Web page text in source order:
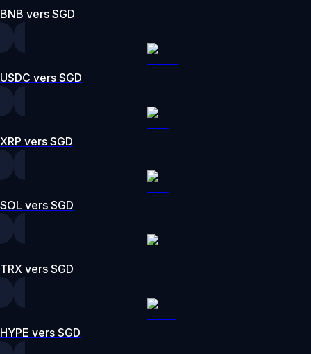
BNB vers SGD
USDC vers SGD
XRP vers SGD
SOL vers SGD
TRX vers SGD
HYPE vers SGD